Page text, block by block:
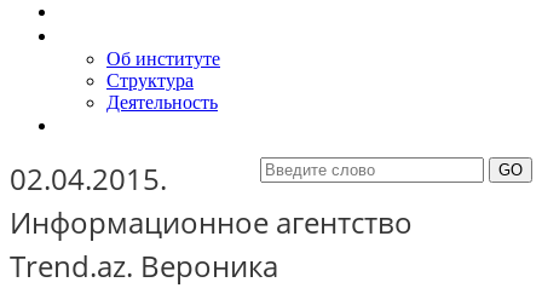
Об институте
Структура
Деятельность
02.04.2015.
Информационное агентство
Trend.az. Вероника